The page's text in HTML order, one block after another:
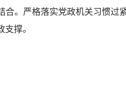
。严格落实党政机关习惯过
撑。